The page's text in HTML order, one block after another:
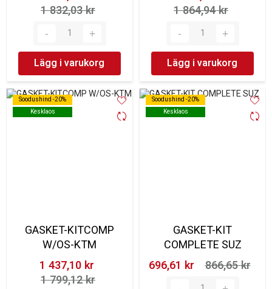
1 832,03 kr‎
Lägg i varukorg
1 864,94 kr‎
Lägg i varukorg
Soodushind -20%
Kesklaos
Soodushind -20%
Kesklaos
GASKET-KITCOMP
W/OS-KTM
1 437,10 kr‎
1 799,12 kr‎
Soodushind -20%
Kesklaos
Soodushind -20%
Kesklaos
GASKET-KIT
COMPLETE SUZ
696,61 kr‎
866,65 kr‎